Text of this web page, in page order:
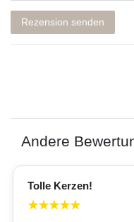
Rezension senden
Andere
Tolle Kerzen!
★★★★★